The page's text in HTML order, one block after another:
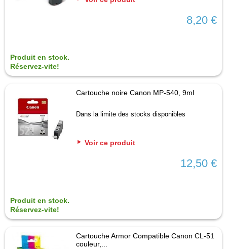
8,20 €
Produit en stock.
Réservez-vite!
Cartouche noire Canon MP-540, 9ml
Dans la limite des stocks disponibles
Voir ce produit
12,50 €
Produit en stock.
Réservez-vite!
Cartouche Armor Compatible Canon CL-51
couleur,...